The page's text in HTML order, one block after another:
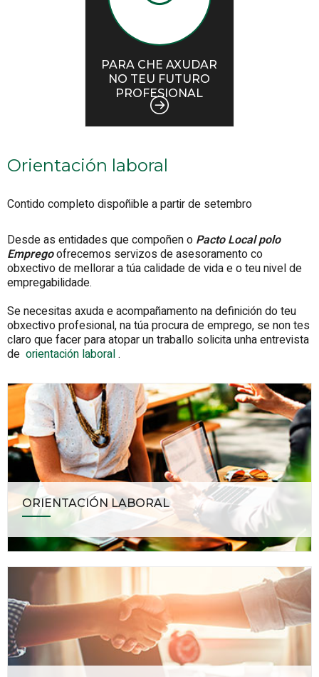
PARA CHE AXUDAR
NO TEU FUTURO
PROFESIONAL
Orientación laboral
Contido completo dispoñible a partir de setembro
Desde as entidades que compoñen o Pacto Local polo
Empregoofrecemos servizos de asesoramento co
obxectivo de mellorar a túa calidade de vida e o teu nivel de
empregabilidade.
Se necesitas axuda e acompañamento na definición do teu
obxectivo profesional, na túa procura de emprego, se non tes
claro que facer para atopar un traballo solicita unha entrevista
de orientación laboral.
ORIENTACIÓN LABORAL